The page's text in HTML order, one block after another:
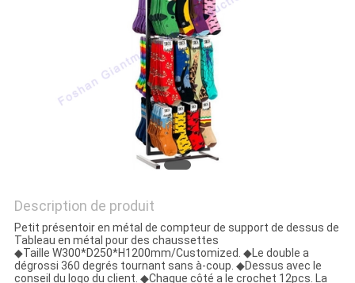
Description de produit
Petit présentoir en métal de compteur de support de dessus de
Tableau en métal pour des chaussettes
◆Taille W300*D250*H1200mm/Customized. ◆Le double a
dégrossi 360 degrés tournant sans à-coup. ◆Dessus avec le
conseil du logo du client. ◆Chaque côté a le crochet 12pcs. La